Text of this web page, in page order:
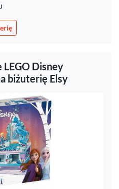
Disney
biżuterię Elsy